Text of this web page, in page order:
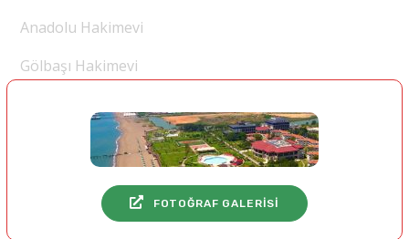
Anadolu Hakimevi
Gölbaşı Hakimevi
FOTOĞRAF GALERİSİ